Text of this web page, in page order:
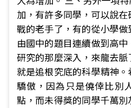
加，有許多同學，可以說
戰的老手了，有的從小學
由國中的題目連續做到高
研究的那麼深入，來龍去
就是追根究底的科學精神。
驕傲，因為只是僥倖比別
點，而未得獎的同學千萬